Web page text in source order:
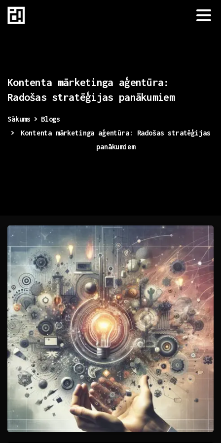
Kontenta mārketinga aģentūra:
Radošas stratēģijas panākumiem
Sākums
Blogs
Kontenta mārketinga aģentūra: Radošas stratēģijas
panākumiem